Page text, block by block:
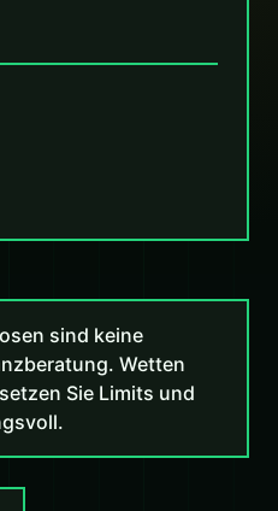
sind keine
Wetten
Sie Limits und